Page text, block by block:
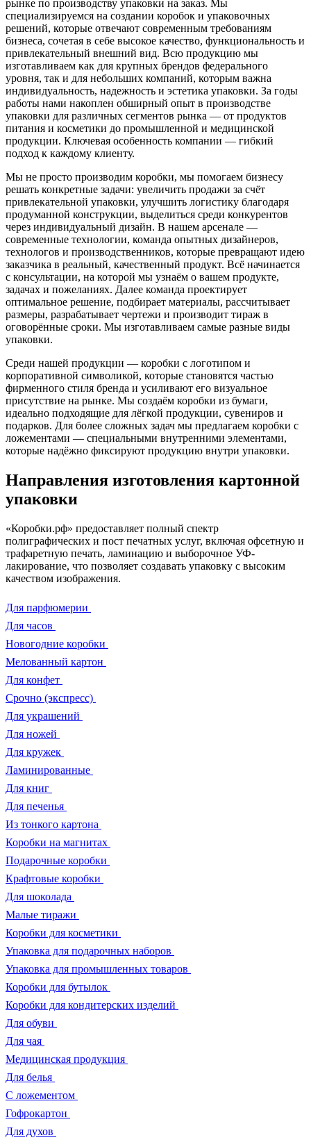
рынке по производству упаковки на заказ. Мы
специализируемся на создании коробок и упаковочных
решений, которые отвечают современным требованиям
бизнеса, сочетая в себе высокое качество, функциональность и
привлекательный внешний вид. Всю продукцию мы
изготавливаем как для крупных брендов федерального
уровня, так и для небольших компаний, которым важна
индивидуальность, надежность и эстетика упаковки. За годы
работы нами накоплен обширный опыт в производстве
упаковки для различных сегментов рынка — от продуктов
питания и косметики до промышленной и медицинской
продукции. Ключевая особенность компании — гибкий
подход к каждому клиенту.
Мы не просто производим коробки, мы помогаем бизнесу
решать конкретные задачи: увеличить продажи за счёт
привлекательной упаковки, улучшить логистику благодаря
продуманной конструкции, выделиться среди конкурентов
через индивидуальный дизайн. В нашем арсенале —
современные технологии, команда опытных дизайнеров,
технологов и производственников, которые превращают идею
заказчика в реальный, качественный продукт. Всё начинается
с консультации, на которой мы узнаём о вашем продукте,
задачах и пожеланиях. Далее команда проектирует
оптимальное решение, подбирает материалы, рассчитывает
размеры, разрабатывает чертежи и производит тираж в
оговорённые сроки. Мы изготавливаем самые разные виды
упаковки.
Среди нашей продукции — коробки с логотипом и
корпоративной символикой, которые становятся частью
фирменного стиля бренда и усиливают его визуальное
присутствие на рынке. Мы создаём коробки из бумаги,
идеально подходящие для лёгкой продукции, сувениров и
подарков. Для более сложных задач мы предлагаем коробки с
ложементами — специальными внутренними элементами,
которые надёжно фиксируют продукцию внутри упаковки.
Направления изготовления картонной
упаковки
«Коробки.рф» предоставляет полный спектр
полиграфических и пост печатных услуг, включая офсетную и
трафаретную печать, ламинацию и выборочное УФ-
лакирование, что позволяет создавать упаковку с высоким
качеством изображения.
Для парфюмерии
Для часов
Новогодние коробки
Мелованный картон
Для конфет
Срочно (экспресс)
Для украшений
Для ножей
Для кружек
Ламинированные
Для книг
Для печенья
Из тонкого картона
Коробки на магнитах
Подарочные коробки
Крафтовые коробки
Для шоколада
Малые тиражи
Коробки для косметики
Упаковка для подарочных наборов
Упаковка для промышленных товаров
Коробки для бутылок
Коробки для кондитерских изделий
Для обуви
Для чая
Медицинская продукция
Для белья
С ложементом
Гофрокартон
Для духов